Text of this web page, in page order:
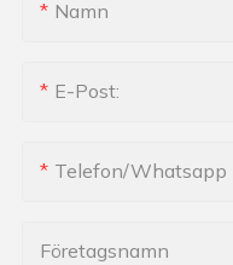
Namn
E-Post:
Telefon/whatsapp
Företagsnamn